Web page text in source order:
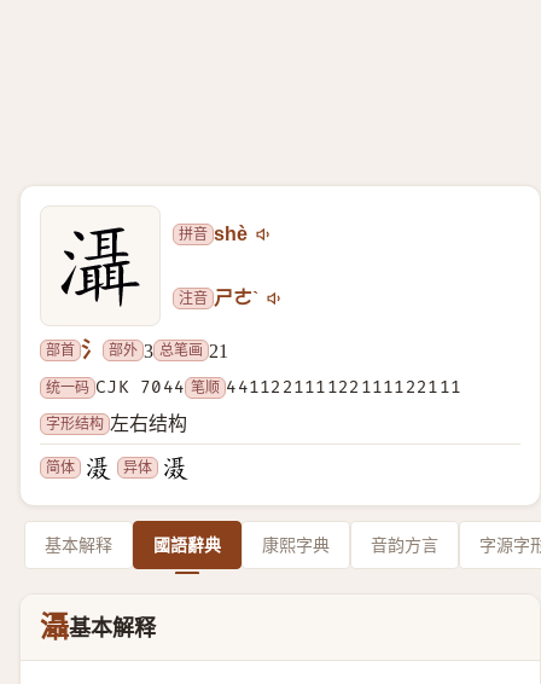
拼音 shè
注音 ㄕㄜˋ
部首 氵 部外 3 总笔画 21
统一码 CJK 7044 笔顺 441122111122111122111
字形结构 左右结构
简体 异体
基本解释 國語辭典 康熙字典 音韵方言 字源字
灄基本解释